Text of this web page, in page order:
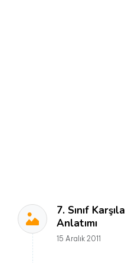
7. Sınıf
Anlatımı
15 Aralık 2011